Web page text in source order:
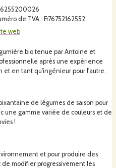
de TVA : Fr76752162552
web
bio tenue par Antoine et
après une expérience
et en tant qu'ingénieur pour l'autre.
de légumes de saison pour
une gamme variée de couleurs et de
!
et pour produire des
modifier progressivement les